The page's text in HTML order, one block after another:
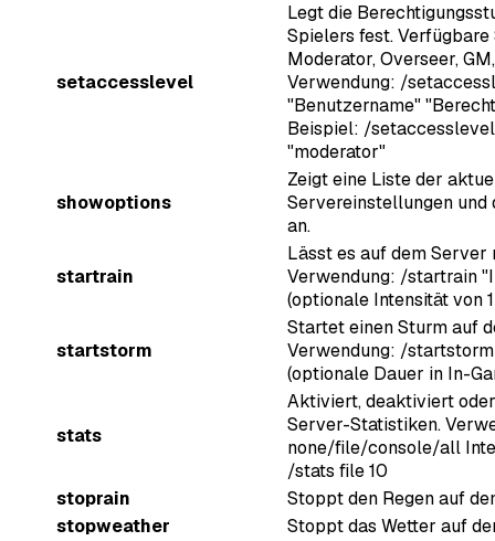
setaccesslevel
Legt die
Spielers fest. Verfügbare
Moderator, Overseer,
Verwendung: /
"Benutzername"
Beispiel: /
"moderator"
showoptions
Zeigt eine Liste der
Servereinstellungen und
an.
startrain
Lässt es auf dem Server
Verwendung: /startrain
(optionale Intensität von
startstorm
Startet einen Sturm auf
Verwendung: /
(optionale Dauer in In-
stats
Aktiviert, deaktiviert
Server-Statistiken.
none/file/console/all
/stats file 10
stoprain
Stoppt den Regen auf
stopweather
Stoppt das Wetter auf